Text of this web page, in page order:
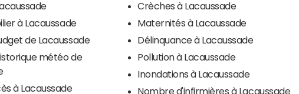
à Lacaussade
de Lacaussade
météo de
à Lacaussade
Crèches à Lacaussade
Maternités à Lacaussade
Délinquance à Lacaussade
Pollution à Lacaussade
Inondations à Lacaussade
Nombre d'infirmières à Lacaussade